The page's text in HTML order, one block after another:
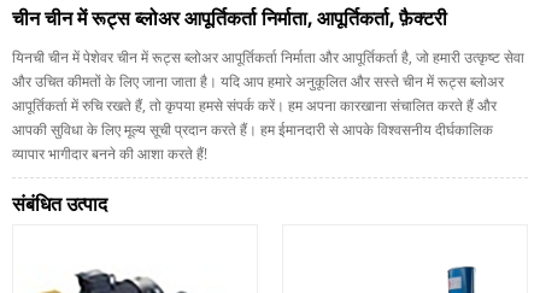
चीन चीन में रूट्स ब्लोअर आपूर्तिकर्ता निर्माता, आपूर्तिकर्ता, फ़ैक्टरी
यिनची चीन में पेशेवर चीन में रूट्स ब्लोअर आपूर्तिकर्ता निर्माता और आपूर्तिकर्ता है, जो हमारी उत्कृष्ट सेवा
और उचित कीमतों के लिए जाना जाता है। यदि आप हमारे अनुकूलित और सस्ते चीन में रूट्स ब्लोअर
आपूर्तिकर्ता में रुचि रखते हैं, तो कृपया हमसे संपर्क करें। हम अपना कारखाना संचालित करते हैं और
आपकी सुविधा के लिए मूल्य सूची प्रदान करते हैं। हम ईमानदारी से आपके विश्वसनीय दीर्घकालिक
व्यापार भागीदार बनने की आशा करते हैं!
संबंधित उत्पाद